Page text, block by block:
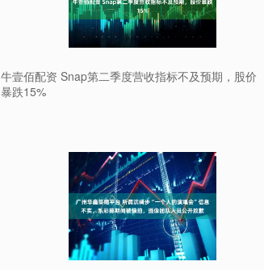
牛壹佰配资 Snap第二季度营收指标不及预期，股价
暴跌15%